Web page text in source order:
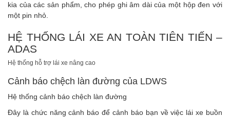
kia của các sản phẩm, cho phép ghi âm dài của một hộp đen với
một pin nhỏ.
HỆ THỐNG LÁI XE AN TOÀN TIÊN TIẾN –
ADAS
Hệ thống hỗ trợ lái xe nâng cao
Cảnh báo chệch làn đường của LDWS
Hệ thống cảnh báo chệch làn đường
Đây là chức năng cảnh báo để cảnh báo bạn về việc lái xe buồn